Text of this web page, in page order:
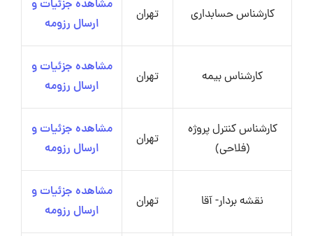
کارشناس حسابداری تهران
مشاهده جزئیات و
ارسال رزومه
کارشناس بیمه تهران
مشاهده جزئیات و
ارسال رزومه
کارشناس کنترل پروژه
(فلاحی)
تهران
مشاهده جزئیات و
ارسال رزومه
نقشه بردار- آقا تهران
مشاهده جزئیات و
ارسال رزومه